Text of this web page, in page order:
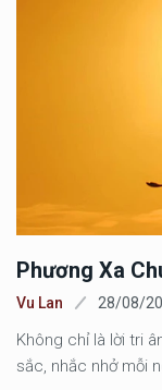
Phương Xa
Vu Lan 28/08/
Không chỉ là lời tri
sắc, nhắc nhở mỗi